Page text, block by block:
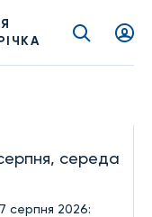
середа
серпня 2026: